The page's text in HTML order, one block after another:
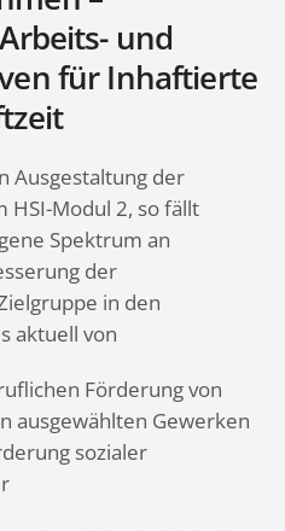
und
für Inhaftierte
Ausgestaltung der
HSI-Modul 2, so fällt
Spektrum an
der
in den
aktuell von
Förderung von
ausgewählten Gewerken
sozialer